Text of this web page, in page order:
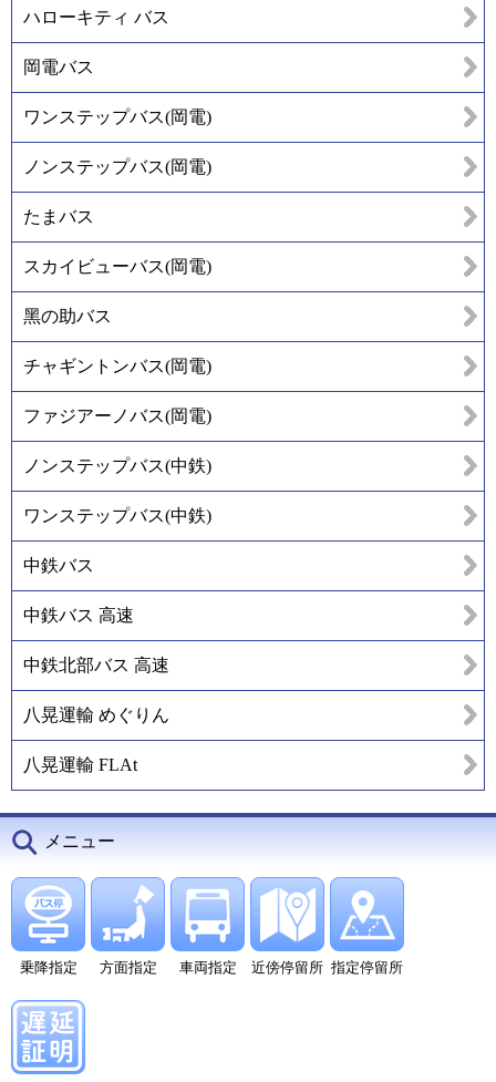
ハローキティ バス
岡電バス
ワンステップバス(岡電)
ノンステップバス(岡電)
たまバス
スカイビューバス(岡電)
黑の助バス
チャギントンバス(岡電)
ファジアーノバス(岡電)
ノンステップバス(中鉄)
ワンステップバス(中鉄)
中鉄バス
中鉄バス 高速
中鉄北部バス 高速
八晃運輸 めぐりん
八晃運輸 FLAt
メニュー
乗降指定 方面指定 車両指定 近傍停留所 指定停留所